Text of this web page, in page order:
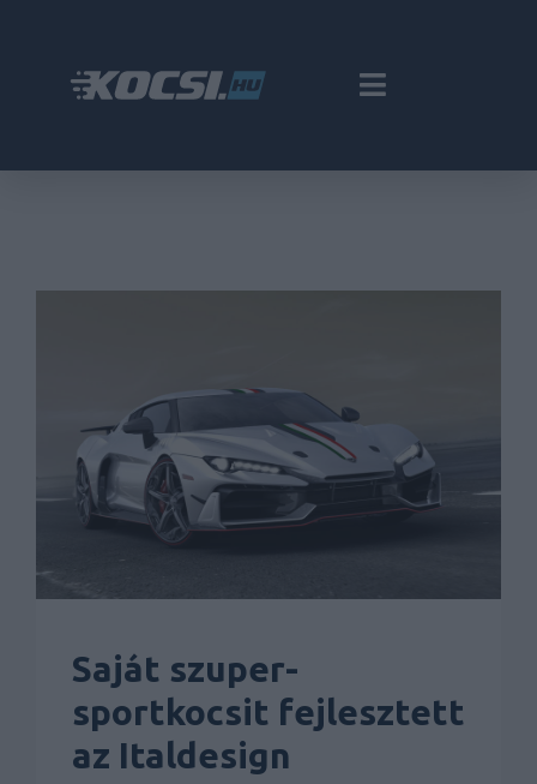
Saját szuper-
sportkocsit fejlesztett
az Italdesign